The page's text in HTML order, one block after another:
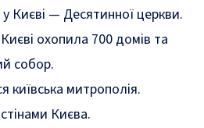
Києві — Десятинної церкви.
охопила 700 домів та
собор.
київська митрополія.
Києва.